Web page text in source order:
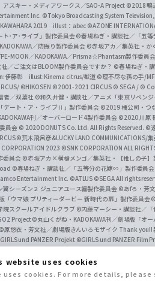
website uses cookies
uses cookies. For more details, please
スキー・メディアワークス／SAO-A Project ©2018 鴨
Inc. ©Tokyo Broadcasting System
2019 illust：abec ©AZONE
ト･ア･ライブ」製作委員会©春場ねぎ・講談社／「五等
／防振り製作委員会 ©赤坂アカ／集英社・か
MOON／KADOKAWA／Prisma☆Phantasm製作委員会
／ご注文はBLOOM製作委員会ですか？ ©春場ねぎ・
伊藤彰 illust:Kinema citrus/獣道 ©理不尽な孫の手/
©HIKOSEN ©2001-2021 CIRCUS © SEGA / ©
者／双葉社 ©和久井健・講談社／アニメ「東京リベン
デート・ア・ライブⅡ」製作委員会 ©2019 橘公司・つ
刊／オーバーロード4製作委員会 ©2020 川原
員会 © 2020 DONUTS Co. Ltd. All Rights Reserved. ©
©荒木飛呂彦&LUCKY LAND COMMUNICATIONS/
2023 ©SNK CORPORATION ALL
委員会 ©赤坂アカ×横槍メンゴ／集英社・【推しの子】
©春場ねぎ・講談社／「五等分の花嫁∽」製作委員会
Entertainment Inc. ©ATLUS ©SEGA All rights
翼シーズン２ ジュニアユース編製作委員会 ©あfろ・芳
「ウマ娘 プリティーダービー 新時代の扉」製作委員会
院スクールアイドルクラブ ©内藤マーシー・講談社／
Project©丸山くがね・KADOKAWA刊／劇場版「オ
©原悠衣・芳文社／劇場版きんいろモザイク Thank you!!
und PANZER Projekt ©GIRLS und PANZER Film